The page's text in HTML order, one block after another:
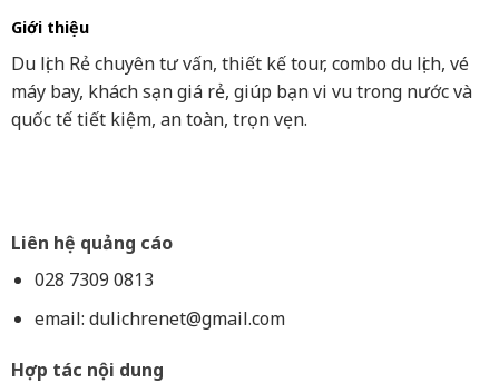
Giới thiệu
Du lịch Rẻ chuyên tư vấn, thiết kế tour, combo du lịch, vé
máy bay, khách sạn giá rẻ, giúp bạn vi vu trong nước và
quốc tế tiết kiệm, an toàn, trọn vẹn.
Liên hệ quảng cáo
028 7309 0813
email: dulichrenet@gmail.com
Hợp tác nội dung